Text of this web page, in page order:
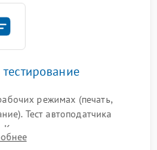
режимах (печать,
Тест автоподатчика
качества отпечатка
и надежность запекания